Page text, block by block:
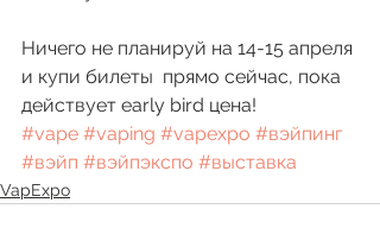
Ничего не планируй на 14-15 апреля
и купи билеты  прямо сейчас, пока
действует early bird цена!
#vape #vaping #vapexpo #вэйпинг
#вэйп #вэйпэкспо #выставка
VapExpo